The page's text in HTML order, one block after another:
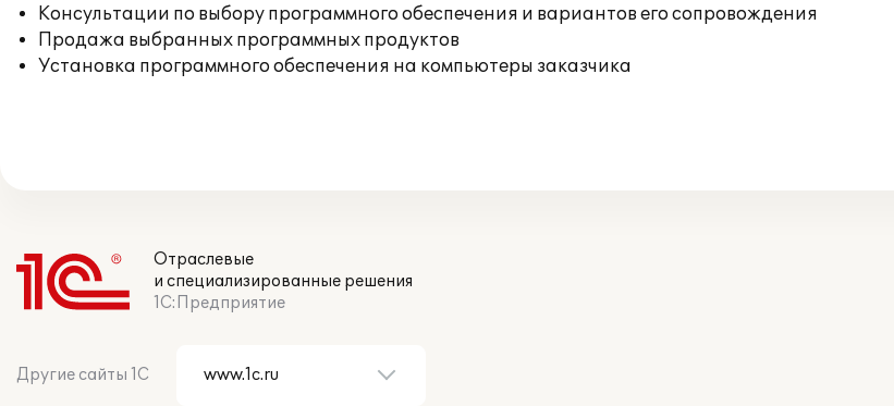
Консультации по выбору программного обеспечения и вариантов его сопровождения
Продажа выбранных программных продуктов
Установка программного обеспечения на компьютеры заказчика
Отраслевые
и специализированные решения
1С:Предприятие
Другие сайты 1С